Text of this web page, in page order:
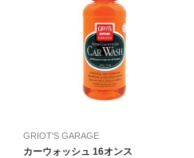
GRIOT'S GARAGE
カーウォッシュ 16オンス